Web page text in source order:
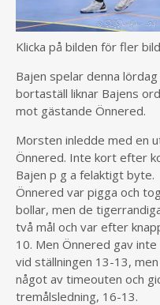
Klicka på bilden för fler
Bajen spelar denna
bortaställ liknar Bajens
mot gästande Önnered.
Morsten inledde med en
Önnered. Inte kort efter
Bajen p g a felaktigt byte.
Önnered var pigga och
bollar, men de
två mål och var efter
10. Men Önnered gav
vid ställningen 13-13,
något av timeouten och
tremålsledning, 16-13.